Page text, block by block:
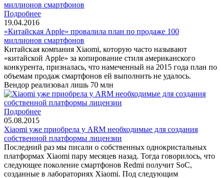
Подробнее
19.04.2016
«Китайская Apple» провалила план по продаже 100
миллионов смартфонов
Китайская компания Xiaomi, которую часто называют
«китайской Apple» за копирование стиля американского
конкурента, призналась, что намеченный на 2015 года план по
объемам продаж смартфонов ей выполнить не удалось.
Вендор реализовал лишь 70 млн
Подробнее
05.08.2015
Xiaomi уже приобрела у ARM необходимые для создания
собственной платформы лицензии
Последний раз мы писали о собственных однокристальных
платформах Xiaomi пару месяцев назад. Тогда говорилось, что
следующее поколение смартфонов Redmi получит SoC,
созданные в лабораториях Xiaomi. Под следующим